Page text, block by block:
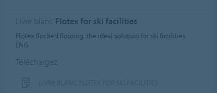
Livre blanc Flotex for ski facilities
Flotex flocked flooring, the ideal solution for ski facilities
ENG
Téléchargez